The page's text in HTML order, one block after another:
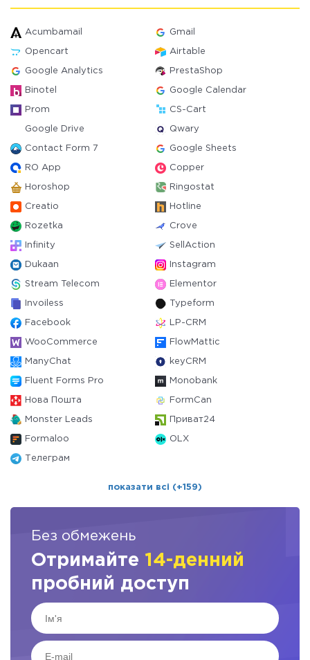
Acumbamail Gmail
Opencart Airtable
Google Analytics PrestaShop
Binotel Google Calendar
Prom CS-Cart
Google Drive Qwary
Contact Form 7 Google Sheets
RO App Copper
Horoshop Ringostat
Creatio Hotline
Rozetka Crove
Infinity SellAction
Dukaan Instagram
Stream Telecom Elementor
Invoiless Typeform
Facebook LP-CRM
WooCommerce FlowMattic
ManyChat keyCRM
Fluent Forms Pro Monobank
Нова Пошта FormCan
Monster Leads Приват24
Formaloo OLX
Телеграм
показати всі (+159)
Без обмежень
Отримайте 14-денний
пробний доступ